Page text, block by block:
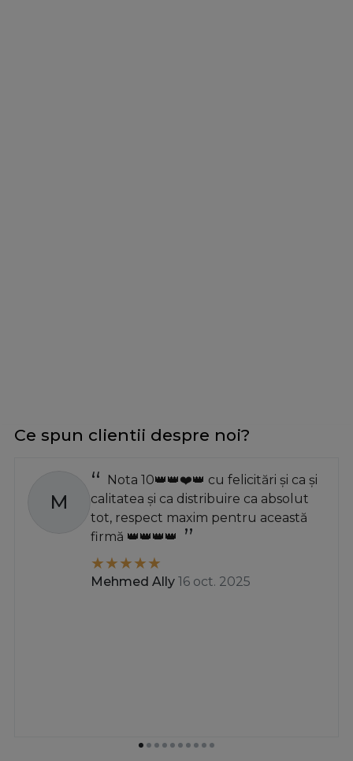
Ce spun clientii despre noi?
M
Nota 10👑👑❤️👑 cu felicitări și ca și
calitatea și ca distribuire ca absolut
tot, respect maxim pentru această
firmă 👑👑👑👑
Mehmed Ally 16 oct. 2025